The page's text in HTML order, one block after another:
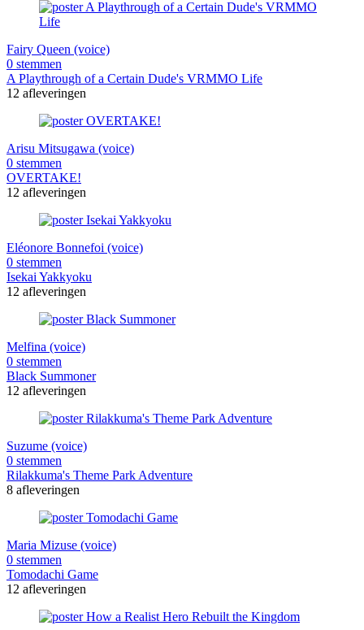
Fairy Queen (voice)
0 stemmen
A Playthrough of a Certain Dude's VRMMO Life
12 afleveringen
Arisu Mitsugawa (voice)
0 stemmen
OVERTAKE!
12 afleveringen
Eléonore Bonnefoi (voice)
0 stemmen
Isekai Yakkyoku
12 afleveringen
Melfina (voice)
0 stemmen
Black Summoner
12 afleveringen
Suzume (voice)
0 stemmen
Rilakkuma's Theme Park Adventure
8 afleveringen
Maria Mizuse (voice)
0 stemmen
Tomodachi Game
12 afleveringen